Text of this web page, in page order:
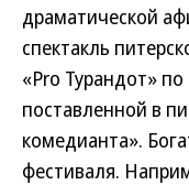
драматической
спектакль
«Pro Турандот»
поставленной в
комедианта».
фестиваля.